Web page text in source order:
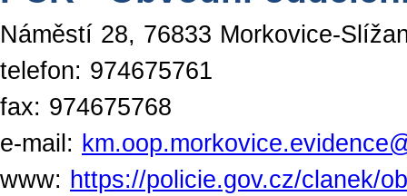
Náměstí 28, 76833 Morkovice-
telefon: 974675761
fax: 974675768
e-mail:
www: https://policie.gov.cz/clanek/